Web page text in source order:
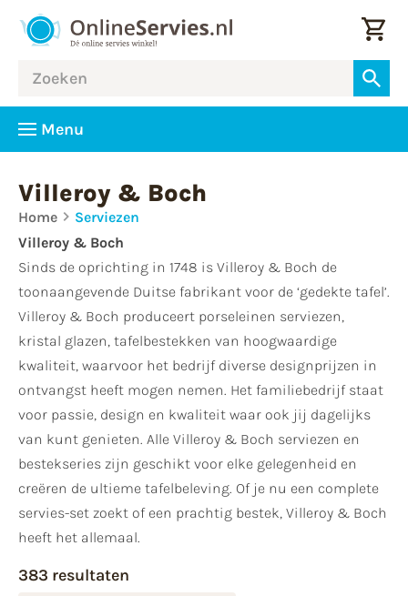
Menu
Villeroy & Boch
Home
Serviezen
Villeroy & Boch
Sinds de oprichting in 1748 is Villeroy & Boch de
toonaangevende Duitse fabrikant voor de ‘gedekte tafel’.
Villeroy & Boch produceert porseleinen serviezen,
kristal glazen, tafelbestekken van hoogwaardige
kwaliteit, waarvoor het bedrijf diverse designprijzen in
ontvangst heeft mogen nemen. Het familiebedrijf staat
voor passie, design en kwaliteit waar ook jij dagelijks
van kunt genieten. Alle Villeroy & Boch serviezen en
bestekseries zijn geschikt voor elke gelegenheid en
creëren de ultieme tafelbeleving. Of je nu een complete
servies-set zoekt of een prachtig bestek, Villeroy & Boch
heeft het allemaal.
383 resultaten